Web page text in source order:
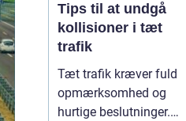
Tips til at undgå
kollisioner i tæt
trafik
Tæt trafik kræver fuld
opmærksomhed og
hurtige beslutninger.